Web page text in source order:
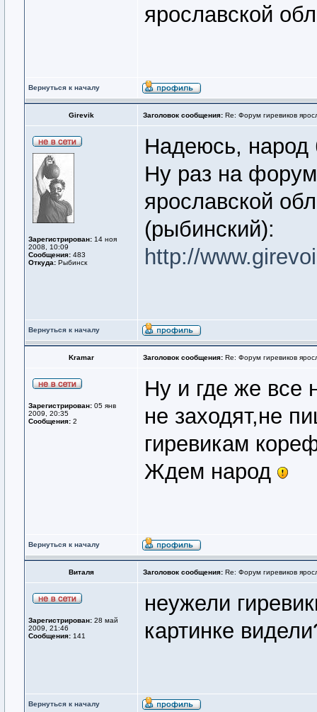
ярославской
Вернуться к началу
Girevik Заголовок сообщения: Re: Форум гиревиков
Зарегистрирован: 14 ноя
2008, 10:09
Сообщения: 483
Откуда: Рыбинск
Надеюсь, народ
Ну раз на
ярославской
(рыбинский):
http://
Вернуться к началу
Kramar Заголовок сообщения: Re: Форум гиревиков
Зарегистрирован: 05 янв
2009, 20:35
Сообщения: 2
Ну и где же все
не заходят,не
гиревикам
Ждем народ
Вернуться к началу
Виталя Заголовок сообщения: Re: Форум гиревиков
Зарегистрирован: 28 май
2009, 21:46
Сообщения: 141
неужели
картинке
Вернуться к началу